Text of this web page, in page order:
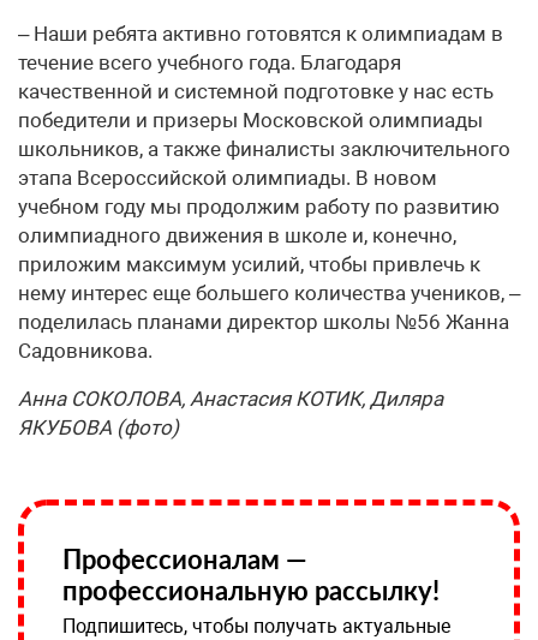
– Наши ребята активно готовятся к олимпиадам в
течение всего учебного года. Благодаря
качественной и системной подготовке у нас есть
победители и призеры Московской олимпиады
школьников, а также финалисты заключительного
этапа Всероссийской олимпиады. В новом
учебном году мы продолжим работу по развитию
олимпиадного движения в школе и, конечно,
приложим максимум усилий, чтобы привлечь к
нему интерес еще большего количества учеников, –
поделилась планами директор школы №56 Жанна
Садовникова.
Анна СОКОЛОВА, Анастасия КОТИК, Диляра
ЯКУБОВА (фото)
Профессионалам —
профессиональную рассылку!
Подпишитесь, чтобы получать актуальные